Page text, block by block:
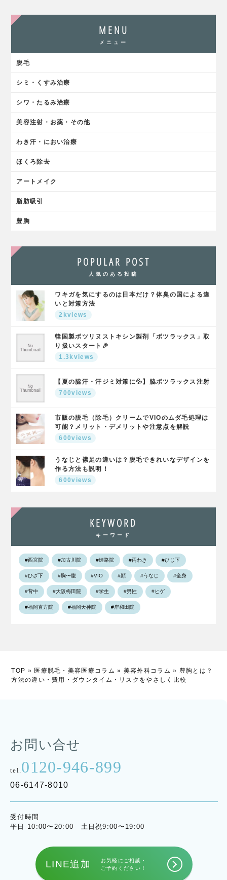
MENU
メニュー
脱毛
シミ・くすみ治療
シワ・たるみ治療
美容注射・お薬・その他
わき汗・におい治療
ほくろ除去
アートメイク
脂肪吸引
豊胸
POPULAR POST
人気のある投稿
ワキガを気にするのは日本だけ？体臭の国による違
いと対策方法
2kviews
韓国製ボツリヌストキシン製剤「ボツラックス」取
り扱いスタート🎉
1.3kviews
【夏の脇汗・汗ジミ対策に💦】脇ボツラックス注射
700views
市販の脱毛（除毛）クリームでVIOのムダ毛処理は
可能？メリット・デメリットや注意点を解説
600views
うなじと襟足の違いは？脱毛できれいなデザインを
作る方法も説明！
600views
KEYWORD
キーワード
#西宮院 #加古川院 #姫路院 #両わき #ひじ下
#ひざ下 #胸〜腹 #VIO #顔 #うなじ #全身
#背中 #大阪梅田院 #学生 #男性 #ヒゲ
#福岡直方院 #福岡天神院 #岸和田院
TOP »医療脱毛・美容医療コラム » 美容外科コラム » 豊胸とは？
方法の違い・費用・ダウンタイム・リスクをやさしく比較
お問い合せ
tel. 0120-946-899
06-6147-8010
受付時間
平日 10:00〜20:00 土日祝9:00〜19:00
LINE追加
お気軽にご相談・
ご予約ください！